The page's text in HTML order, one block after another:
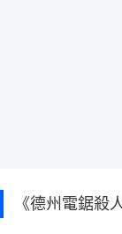
《德州電鋸殺